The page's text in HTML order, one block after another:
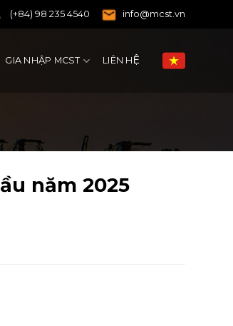
(+84) 98 235 4540 info@mcst.vn
GIA NHẬP MCST LIÊN HỆ
năm 2025